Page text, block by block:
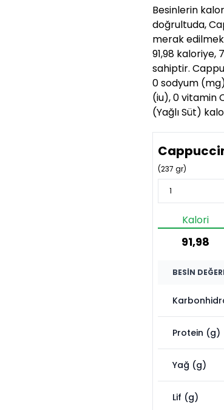
Besinlerin
doğrultuda,
merak
91,98
sahiptir.
0 sodyum
(iu), 0 vitamin
(Yağlı Süt)
(237 gr)
Kalori
91,98
BESIN
Protein (g)
Yağ (g)
Lif (g)